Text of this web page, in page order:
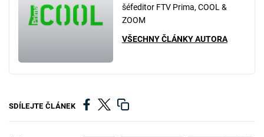
šéfeditor FTV Prima, COOL &
ZOOM
VŠECHNY ČLÁNKY AUTORA
SDÍLEJTE ČLÁNEK